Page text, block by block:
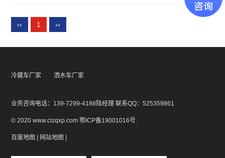
‹‹ 1 ››
冷藏车厂家 洒水车厂家
业务咨询电话：139-7299-4188陆经理 联系QQ：525359861
© 2020 www.clzqxp.com鄂ICP备19001016号.
百度地图 网站地图